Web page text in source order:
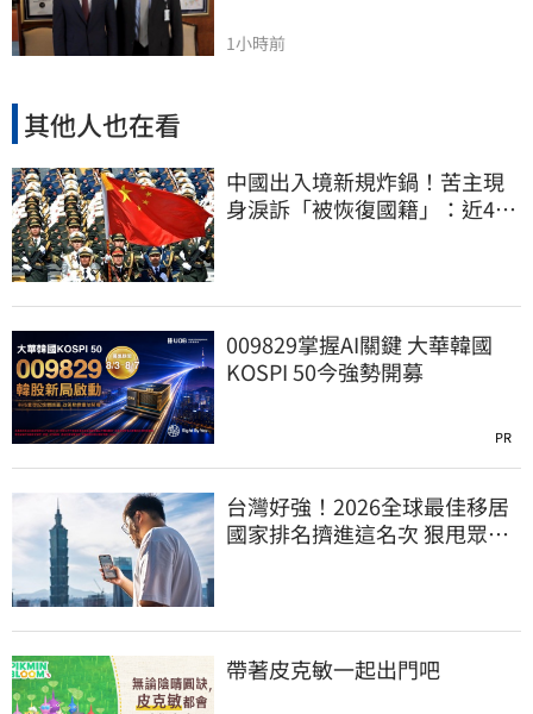
1小時前
其他人也在看
中國出入境新規炸鍋！苦主現
身淚訴「被恢復國籍」：近4億
009829掌握AI關鍵 大華韓國
KOSPI 50今強勢開募
PR
台灣好強！2026全球最佳移居
國家排名擠進這名次 狠甩眾多
帶著皮克敏一起出門吧